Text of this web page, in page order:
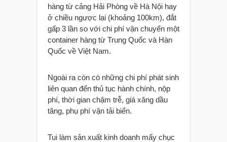
hàng từ cảng Hải Phòng về Hà Nội hay
ở chiều ngược lại (khoảng 100km), đắt
gấp 3 lần so với chi phí vận chuyển một
container hàng từ Trung Quốc và Hàn
Quốc về Việt Nam.
Ngoài ra còn có những chi phí phát sinh
liên quan đến thủ tục hành chính, nộp
phí, thời gian chậm trễ, giá xăng dầu
tăng, phụ phí vận tải biển.
Tui làm sản xuất kinh doanh mấy chục